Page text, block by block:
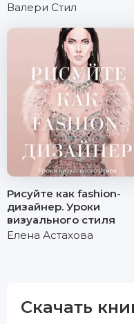
Валери Стил
Рисуйте как fashion-
дизайнер. Уроки
визуального стиля
Елена Астахова
Скачать